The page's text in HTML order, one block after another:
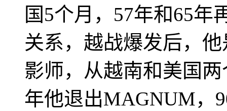
国5个月，57年和65年
关系，越战爆发后，
影师，从越南和美国
年他退出MAGNUM，